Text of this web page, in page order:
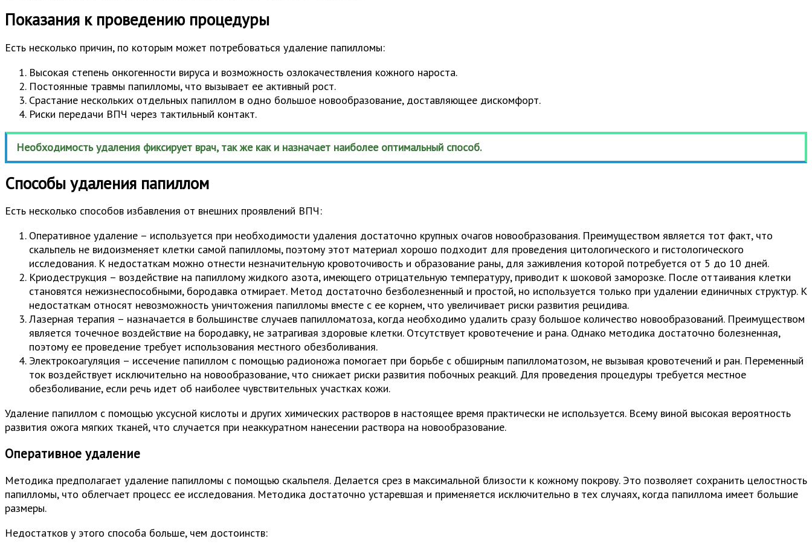
Показания к проведению процедуры
Есть несколько причин, по которым может потребоваться удаление папилломы:
Высокая степень онкогенности вируса и возможность озлокачествления кожного нароста.
Постоянные травмы папилломы, что вызывает ее активный рост.
Срастание нескольких отдельных папиллом в одно большое новообразование, доставляющее дискомфорт.
Риски передачи ВПЧ через тактильный контакт.
Необходимость удаления фиксирует врач, так же как и назначает наиболее оптимальный способ.
Способы удаления папиллом
Есть несколько способов избавления от внешних проявлений ВПЧ:
Оперативное удаление – используется при необходимости удаления достаточно крупных очагов новообразования. Преимуществом является тот факт, что
скальпель не видоизменяет клетки самой папилломы, поэтому этот материал хорошо подходит для проведения цитологического и гистологического
исследования. К недостаткам можно отнести незначительную кровоточивость и образование раны, для заживления которой потребуется от 5 до 10 дней.
Криодеструкция – воздействие на папиллому жидкого азота, имеющего отрицательную температуру, приводит к шоковой заморозке. После оттаивания клетки
становятся нежизнеспособными, бородавка отмирает. Метод достаточно безболезненный и простой, но используется только при удалении единичных структур. К
недостаткам относят невозможность уничтожения папилломы вместе с ее корнем, что увеличивает риски развития рецидива.
Лазерная терапия – назначается в большинстве случаев папилломатоза, когда необходимо удалить сразу большое количество новообразований. Преимуществом
является точечное воздействие на бородавку, не затрагивая здоровые клетки. Отсутствует кровотечение и рана. Однако методика достаточно болезненная,
поэтому ее проведение требует использования местного обезболивания.
Электрокоагуляция – иссечение папиллом с помощью радионожа помогает при борьбе с обширным папилломатозом, не вызывая кровотечений и ран. Переменный
ток воздействует исключительно на новообразование, что снижает риски развития побочных реакций. Для проведения процедуры требуется местное
обезболивание, если речь идет об наиболее чувствительных участках кожи.
Удаление папиллом с помощью уксусной кислоты и других химических растворов в настоящее время практически не используется. Всему виной высокая вероятность
развития ожога мягких тканей, что случается при неаккуратном нанесении раствора на новообразование.
Оперативное удаление
Методика предполагает удаление папилломы с помощью скальпеля. Делается срез в максимальной близости к кожному покрову. Это позволяет сохранить целостность
папилломы, что облегчает процесс ее исследования. Методика достаточно устаревшая и применяется исключительно в тех случаях, когда папиллома имеет большие
размеры.
Недостатков у этого способа больше, чем достоинств: